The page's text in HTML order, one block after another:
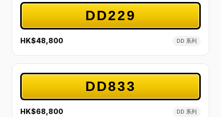
DD229
HK$48,800 DD 系列
DD833
HK$68,800 DD 系列